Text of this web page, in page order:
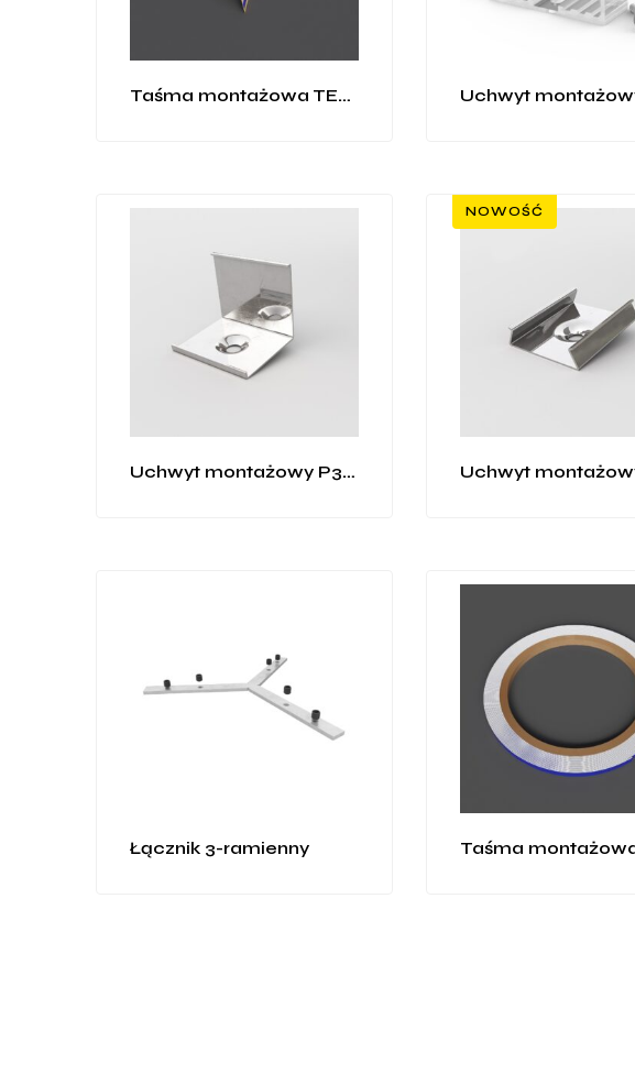
Taśma montażowa TESA
Uchwyt montażowy P3-2
NOWOŚĆ
Łącznik 3-ramienny